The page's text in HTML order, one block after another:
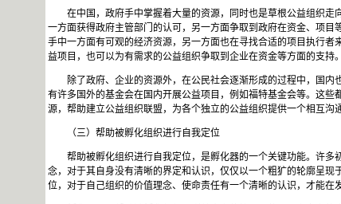
在中国，政府手中掌握着大量的资源，同时也是草根公益组织走
一方面获得政府主管部门的认可，另一方面争取到政府在资金、项
手中一方面有可观的经济资源，另一方面也在寻找合适的项目执行
益项目，也可以为有需求的公益组织争取到企业在资金等方面的支持。
除了政府、企业的资源外，在公民社会逐渐形成的过程中，国
有许多国外的基金会在国内开展公益项目，例如福特基金会等。这
源，帮助建立公益组织联盟，为各个独立的公益组织提供一个相互沟
（三）帮助被孵化组织进行自我定位
帮助被孵化组织进行自我定位，是孵化器的一个关键功能。许
念，对于其自身没有清晰的界定和认识，仅仅以一个粗犷的轮廓呈
位，对于自己组织的价值理念、使命责任有一个清晰的认识，才能在